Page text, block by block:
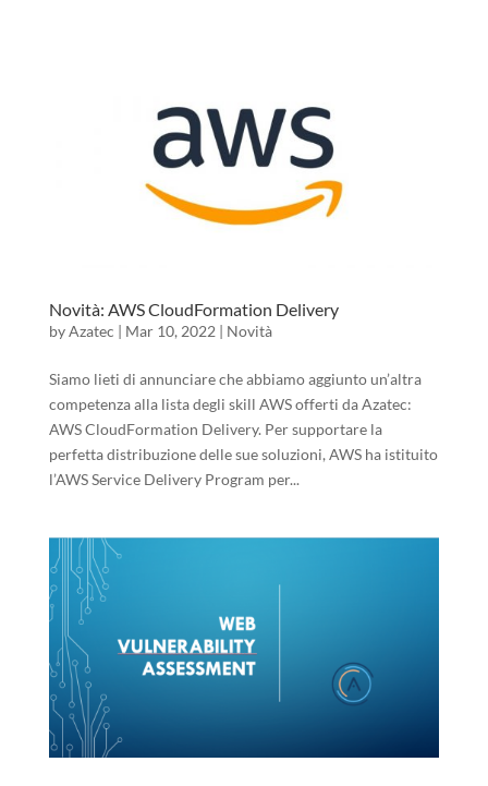
Novità: AWS CloudFormation Delivery
byAzatec | Mar 10, 2022 | Novità
Siamo lieti di annunciare che abbiamo aggiunto un’altra
competenza alla lista degli skill AWS offerti da Azatec:
AWS CloudFormation Delivery. Per supportare la
perfetta distribuzione delle sue soluzioni, AWS ha istituito
l’AWS Service Delivery Program per...